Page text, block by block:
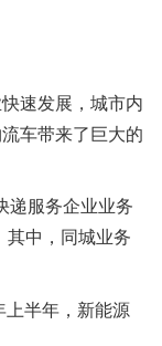
速发展，城市内
车带来了巨大的
递服务企业业务
其中，同城业务
上半年，新能源